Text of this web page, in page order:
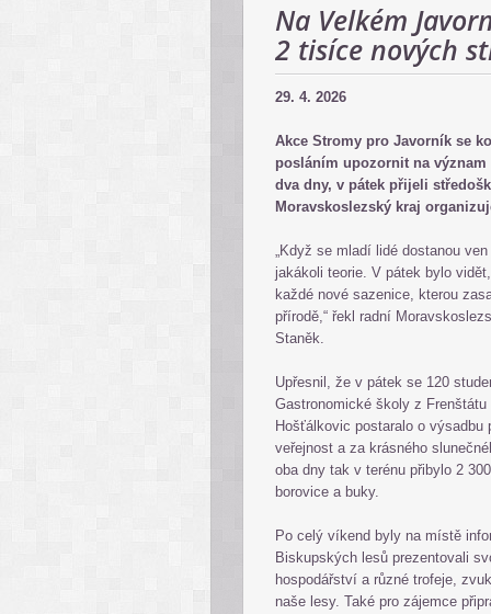
Na Velkém
2 tisíce nových
29. 4. 2026
Akce Stromy pro Javorník se
posláním upozornit na
dva dny, v pátek přijeli
Moravskoslezský kraj
„Když se mladí lidé dostanou
jakákoli teorie. V pátek bylo
každé nové sazenice, kterou
přírodě,“ řekl radní
Staněk.
Upřesnil, že v pátek se 120
Gastronomické školy z
Hošťálkovic postaralo o
veřejnost a za krásného
oba dny tak v terénu přibylo 2
borovice a buky.
Po celý víkend byly na místě
Biskupských lesů prezentovali
hospodářství a různé trofeje,
naše lesy. Také pro zájemce